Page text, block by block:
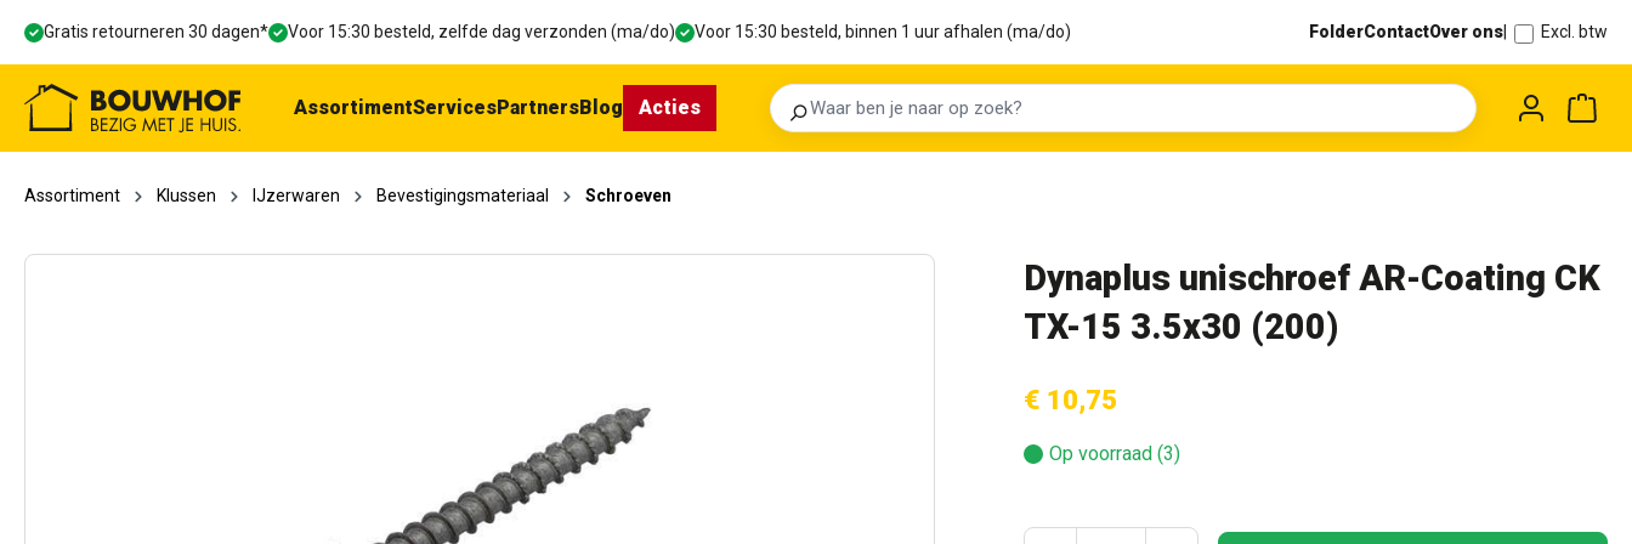
Ga naar de hoofdnavigatie
Gratis retourneren 30 dagen* Voor 15:30 besteld, zelfde dag verzonden (ma/do) Voor 15:30 besteld, binnen 1 uur afhalen (ma/do) FolderContactOver ons Excl. btw
Zoeken
AssortimentServicesPartnersBlog Acties
Assortiment Klussen IJzerwaren Bevestigingsmateriaal Schroeven
Dynaplus unischroef AR-Coating CK
TX-15 3.5x30 (200)
€ 10,75
Op voorraad (3)